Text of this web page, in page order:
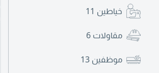
خياطين 11
مقاولات 6
موظفين 13